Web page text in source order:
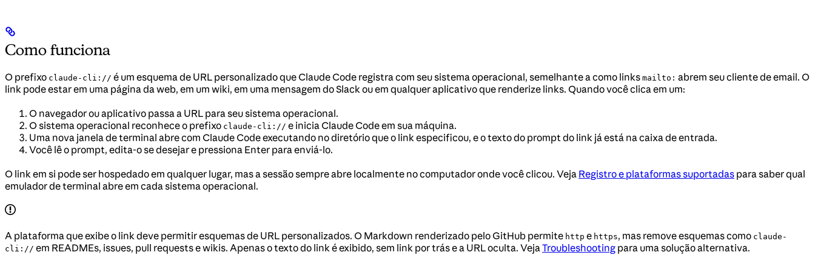
Como funciona
O prefixo claude-cli:// é um esquema de URL personalizado que Claude Code registra com seu sistema operacional, semelhante a como links mailto: abrem seu cliente de email. O
link pode estar em uma página da web, em um wiki, em uma mensagem do Slack ou em qualquer aplicativo que renderize links. Quando você clica em um:
O navegador ou aplicativo passa a URL para seu sistema operacional.
O sistema operacional reconhece o prefixo claude-cli:// e inicia Claude Code em sua máquina.
Uma nova janela de terminal abre com Claude Code executando no diretório que o link especificou, e o texto do prompt do link já está na caixa de entrada.
Você lê o prompt, edita-o se desejar e pressiona Enter para enviá-lo.
O link em si pode ser hospedado em qualquer lugar, mas a sessão sempre abre localmente no computador onde você clicou. Veja Registro e plataformas suportadas para saber qual
emulador de terminal abre em cada sistema operacional.
A plataforma que exibe o link deve permitir esquemas de URL personalizados. O Markdown renderizado pelo GitHub permite http e https, mas remove esquemas como claude-
cli:// em READMEs, issues, pull requests e wikis. Apenas o texto do link é exibido, sem link por trás e a URL oculta. VejaTroubleshooting para uma solução alternativa.